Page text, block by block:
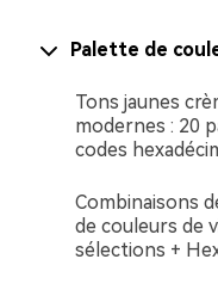
Palette de
Tons jaunes
modernes : 20
codes
Combinaisons
de couleurs de
sélections +